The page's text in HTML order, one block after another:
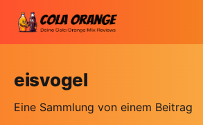
eisvogel
Eine Sammlung von einem Beitrag